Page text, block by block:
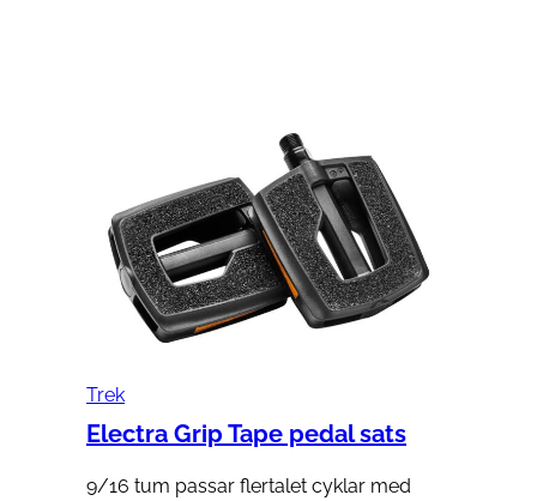
Trek
Electra Grip Tape pedal sats
9/16 tum passar flertalet cyklar med